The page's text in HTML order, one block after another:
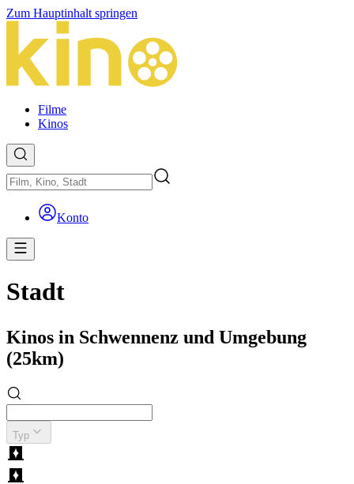
Zum Hauptinhalt springen
Filme
Kinos
Konto
Stadt
Kinos in Schwennenz und Umgebung
(25km)
Typ